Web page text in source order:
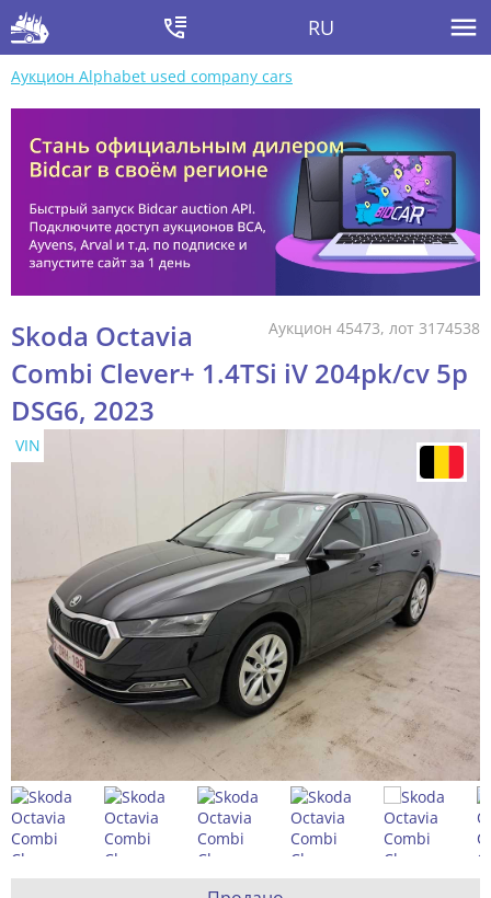
RU
Аукцион Alphabet used company cars
Аукцион 45473, лот 3174538
Skoda Octavia
Combi Clever+ 1.4TSi iV 204pk/cv 5p
DSG6, 2023
VIN